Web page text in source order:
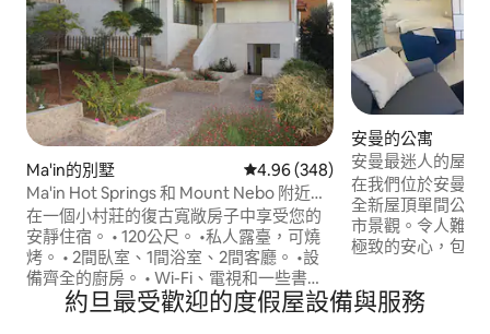
Ma'in的別墅 從 348 則評價中獲得 4.96 的平均
4.96 (348)
Ma'in Hot Springs 和 Mount Nebo 附近的
寬敞別墅
在一個小村莊的復古寬敞房子中享受您的
安靜住宿。 • 120公尺。 •私人露臺，可燒
烤。 • 2間臥室、1間浴室、2間客廳。 •設
備齊全的廚房。 • Wi-Fi、電視和一些書籍
可供閱讀。 •非常安全的社區。 •在馬達巴
可以完成差事 距離10分鐘路程。 •距離馬
安曼的公寓
安曼最迷人的屋頂
在我們位於安曼最
全新屋頂單間公寓
市景觀。令人難以
極致的安心，包括
Netflix、YouTube
電視 高速光纖網
約旦最受歡迎的度假屋設備與服務